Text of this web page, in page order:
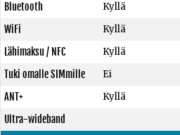
Bluetooth Kyllä
WiFi
Kyllä
Lähimaksu / NFC
Kyllä
Tuki omalle SIMmille
Ei
ANT+
Kyllä
Ultra-wideband